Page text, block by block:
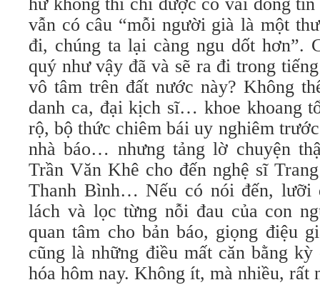
vẫn có câu “mỗi người già là một
đi, chúng ta lại càng ngu dốt hơn”.
quý như vậy đã và sẽ ra đi trong
vô tâm trên đất nước này? Không
danh ca, đại kịch sĩ… khoe khoang
rộ, bộ thức chiêm bái uy nghiêm
nhà báo… nhưng tảng lờ chuyện
Trần Văn Khê cho đến nghệ sĩ
Thanh Bình… Nếu có nói đến, lưỡi
lách và lọc từng nỗi đau của con
quan tâm cho bản báo, giọng điệu
cũng là những điều mất căn bằng
hóa hôm nay. Không ít, mà nhiều, rất